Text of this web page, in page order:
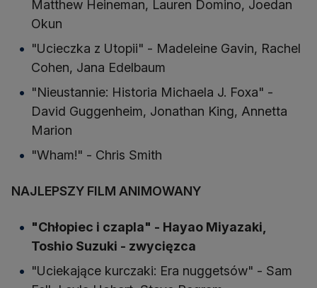
Matthew Heineman, Lauren Domino, Joedan
Okun
"Ucieczka z Utopii" - Madeleine Gavin, Rachel
Cohen, Jana Edelbaum
"Nieustannie: Historia Michaela J. Foxa" -
David Guggenheim, Jonathan King, Annetta
Marion
"Wham!" - Chris Smith
NAJLEPSZY FILM ANIMOWANY
"Chłopiec i czapla" - Hayao Miyazaki,
Toshio Suzuki - zwycięzca
"Uciekające kurczaki: Era nuggetsów" - Sam